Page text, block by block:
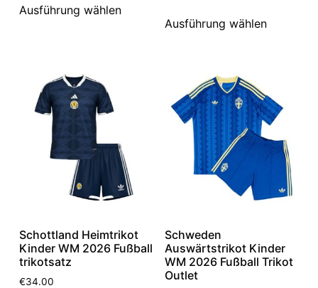
Ausführung wählen
Ausführung wählen
Schottland Heimtrikot
Kinder WM 2026 Fußball
trikotsatz
€34.00
Schweden
Auswärtstrikot Kinder
WM 2026 Fußball Trikot
Outlet